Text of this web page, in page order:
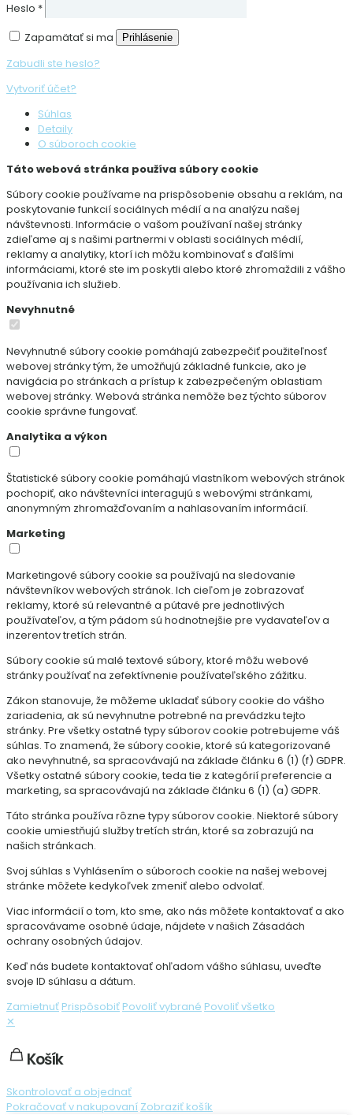
Heslo *
Zapamätať si ma
Prihlásenie
Zabudli ste heslo?
Vytvoriť účet?
Súhlas
Detaily
O súboroch cookie
Táto webová stránka používa súbory cookie
Súbory cookie používame na prispôsobenie obsahu a reklám, na
poskytovanie funkcií sociálnych médií a na analýzu našej
návštevnosti. Informácie o vašom používaní našej stránky
zdieľame aj s našimi partnermi v oblasti sociálnych médií,
reklamy a analytiky, ktorí ich môžu kombinovať s ďalšími
informáciami, ktoré ste im poskytli alebo ktoré zhromaždili z vášho
používania ich služieb.
Nevyhnutné
Nevyhnutné súbory cookie pomáhajú zabezpečiť použiteľnosť
webovej stránky tým, že umožňujú základné funkcie, ako je
navigácia po stránkach a prístup k zabezpečeným oblastiam
webovej stránky. Webová stránka nemôže bez týchto súborov
cookie správne fungovať.
Analytika a výkon
Štatistické súbory cookie pomáhajú vlastníkom webových stránok
pochopiť, ako návštevníci interagujú s webovými stránkami,
anonymným zhromažďovaním a nahlasovaním informácií.
Marketing
Marketingové súbory cookie sa používajú na sledovanie
návštevníkov webových stránok. Ich cieľom je zobrazovať
reklamy, ktoré sú relevantné a pútavé pre jednotlivých
používateľov, a tým pádom sú hodnotnejšie pre vydavateľov a
inzerentov tretích strán.
Súbory cookie sú malé textové súbory, ktoré môžu webové
stránky používať na zefektívnenie používateľského zážitku.
Zákon stanovuje, že môžeme ukladať súbory cookie do vášho
zariadenia, ak sú nevyhnutne potrebné na prevádzku tejto
stránky. Pre všetky ostatné typy súborov cookie potrebujeme váš
súhlas. To znamená, že súbory cookie, ktoré sú kategorizované
ako nevyhnutné, sa spracovávajú na základe článku 6 (1) (f) GDPR.
Všetky ostatné súbory cookie, teda tie z kategórií preferencie a
marketing, sa spracovávajú na základe článku 6 (1) (a) GDPR.
Táto stránka používa rôzne typy súborov cookie. Niektoré súbory
cookie umiestňujú služby tretích strán, ktoré sa zobrazujú na
našich stránkach.
Svoj súhlas s Vyhlásením o súboroch cookie na našej webovej
stránke môžete kedykoľvek zmeniť alebo odvolať.
Viac informácií o tom, kto sme, ako nás môžete kontaktovať a ako
spracovávame osobné údaje, nájdete v našich Zásadách
ochrany osobných údajov.
Keď nás budete kontaktovať ohľadom vášho súhlasu, uveďte
svoje ID súhlasu a dátum.
Zamietnuť Prispôsobiť Povoliť vybrané Povoliť všetko
✕
Košík
Skontrolovať a objednať
Pokračovať v nakupovaní Zobraziť košík